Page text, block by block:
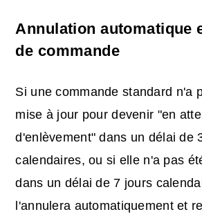
Annulation automatique
de commande
Si une commande standard n'a
mise à jour pour devenir "en
d'enlèvement" dans un délai de
calendaires, ou si elle n'a pas
dans un délai de 7 jours
l'annulera automatiquement et